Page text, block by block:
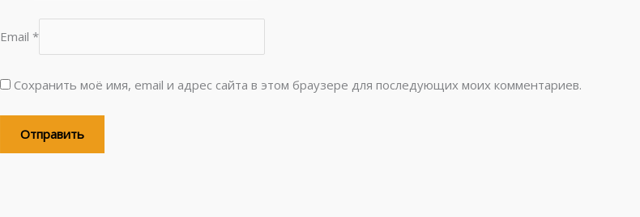
Email *
Сохранить моё имя, email и адрес сайта в этом браузере для последующих моих комментариев.